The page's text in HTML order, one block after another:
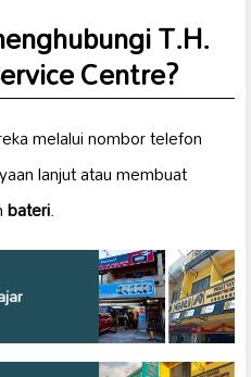
T.H.
Centre?
melalui nombor telefon
lanjut atau membuat
bateri.